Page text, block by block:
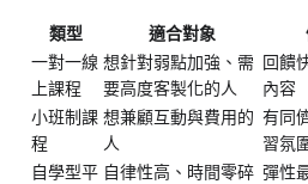
類型 適合對象
一對一線
上課程
想針對弱點加強、需
要高度客製化的人
回饋
內容
小班制課
程
想兼顧互動與費用的
人
有同
習氛
自學型平 自律性高、時間零碎 彈性